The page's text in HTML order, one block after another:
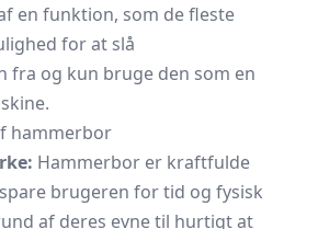
en funktion, som de fleste
for at slå
fra og kun bruge den som en
hammerbor
Hammerbor er kraftfulde
brugeren for tid og fysisk
af deres evne til hurtigt at